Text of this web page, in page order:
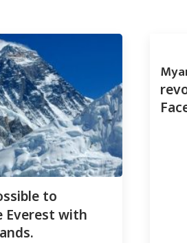
to
Everest with